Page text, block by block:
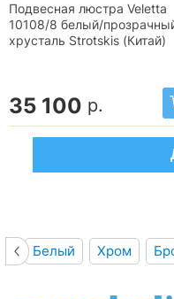
Подвесная люстра Veletta
10108/8 белый/
хрусталь Strotskis (Китай)
35 100 р.
Белый Хром